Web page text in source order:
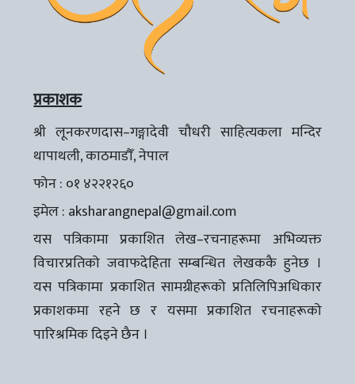
प्रकाशक
श्री लूनकरणदास–गङ्गादेवी चौधरी साहित्यकला मन्दिर
थापाथली, काठमाडौँ, नेपाल
फोन : ०१ ४२२१२६०
इमेल : aksharangnepal@gmail.com
यस पत्रिकामा प्रकाशित लेख–रचनाहरूमा अभिव्यक्त
विचारप्रतिको जवाफदेहिता सम्बन्धित लेखककै हुनेछ ।
यस पत्रिकामा प्रकाशित सामग्रीहरूको प्रतिलिपिअधिकार
प्रकाशकमा रहने छ र यसमा प्रकाशित रचनाहरूको
पारिश्रमिक दिइने छैन ।